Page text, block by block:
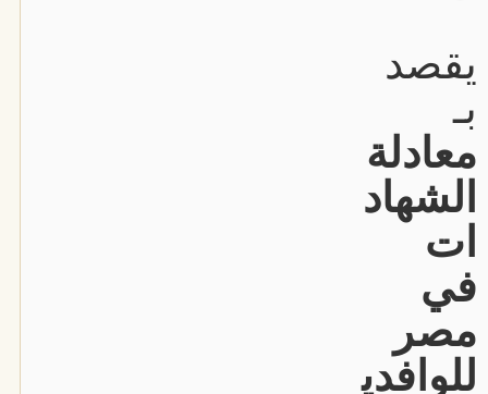
يقصد
بـ
معادلة
الشهاد
ات
في
مصر
للوافدي